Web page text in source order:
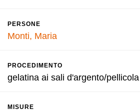
PERSONE
Monti, Maria
PROCEDIMENTO
gelatina ai sali d'argento/
MISURE